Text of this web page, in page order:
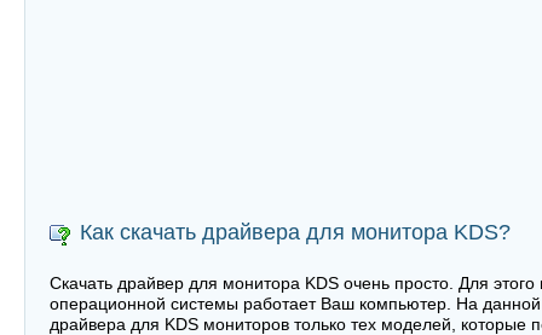
Как скачать драйвера для монитора KDS?
Скачать драйвер для монитора KDS очень просто. Для
операционной системы работает Ваш компьютер. На
драйвера для KDS мониторов только тех моделей,